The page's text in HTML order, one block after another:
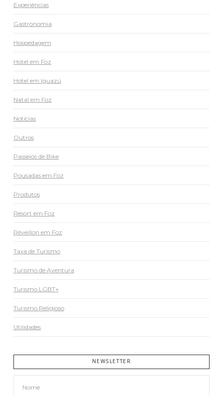
Experiências
Gastronomia
Hospedagem
Hotel em Foz
Hotel em Iguazú
Natal em Foz
Notícias
Outros
Passeios de Bike
Pousadas em Foz
Produtos
Resort em Foz
Réveillon em Foz
Taxa de Turismo
Turismo de Aventura
Turismo LGBT+
Turismo Religioso
Utilidades
NEWSLETTER